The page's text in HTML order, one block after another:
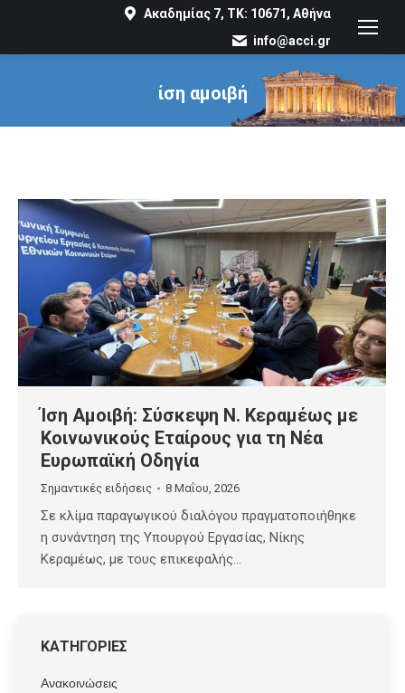
Ακαδημίας 7, ΤΚ: 10671, Αθήνα
info@acci.gr
ίση αμοιβή
You are here:
Ίση Αμοιβή: Σύσκεψη Ν. Κεραμέως με
Κοινωνικούς Εταίρους για τη Νέα
Ευρωπαϊκή Οδηγία
Σημαντικές ειδήσεις 8 Μαΐου, 2026
Σε κλίμα παραγωγικού διαλόγου πραγματοποιήθηκε
η συνάντηση της Υπουργού Εργασίας, Νίκης
Κεραμέως, με τους επικεφαλής…
ΚΑΤΗΓΟΡΙΕΣ
Ανακοινώσεις